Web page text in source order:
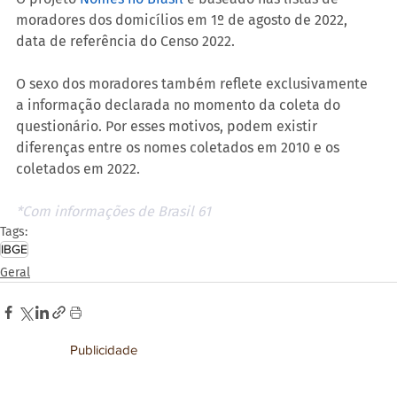
moradores dos domicílios em 1º de agosto de 2022,
data de referência do Censo 2022.
O sexo dos moradores também reflete exclusivamente
a informação declarada no momento da coleta do
questionário. Por esses motivos, podem existir
diferenças entre os nomes coletados em 2010 e os
coletados em 2022.
*Com informações de Brasil 61
Tags:
IBGE
Geral
Publicidade